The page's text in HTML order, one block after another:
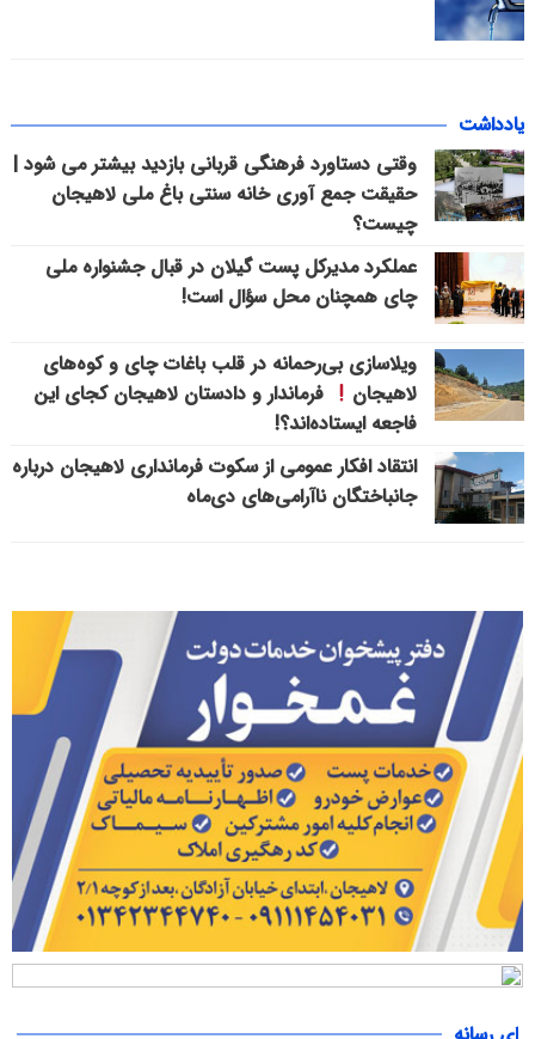
یادداشت
وقتی دستاورد فرهنگی قربانی بازدید بیشتر می شود |
حقیقت جمع آوری خانه سنتی باغ ملی لاهیجان
چیست؟
عملکرد مدیرکل پست گیلان در قبال جشنواره ملی
چای همچنان محل سؤال است!
ویلاسازی بی‌رحمانه در قلب باغات چای و کوه‌های
لاهیجان
فرماندار و دادستان لاهیجان کجای این
فاجعه ایستاده‌اند؟!
انتقاد افکار عمومی از سکوت فرمانداری لاهیجان درباره
جانباختگان ناآرامی‌های دی‌ماه